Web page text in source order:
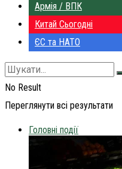
Армія / ВПК
Китай Сьогодні
ЄС та НАТО
No Result
Переглянути всі результати
Головні події